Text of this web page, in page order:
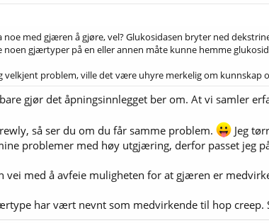
noe med gjæren å gjøre, vel? Glukosidasen bryter ned
noen gjærtyper på en eller annen måte kunne hemme
velkjent problem, ville det være uhyre merkelig om
gjør det åpningsinnlegget ber om. At vi samler
så ser du om du får samme problem.
Jeg
problemer med høy utgjæring, derfor passet jeg
vei med å avfeie muligheten for at gjæren er
har vært nevnt som medvirkende til hop creep.